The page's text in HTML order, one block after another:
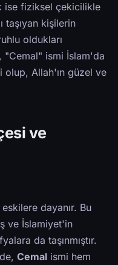
ise fiziksel çekicilikle
taşıyan kişilerin
oldukları
"Cemal" ismi İslam'da
olup, Allah'ın güzel ve
ve
dayanır. Bu
ve İslamiyet'in
da taşınmıştır.
Cemal ismi hem